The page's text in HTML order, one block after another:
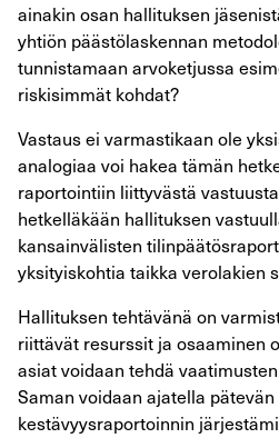
ainakin osan hallituksen
yhtiön päästölaskennan
tunnistamaan arvoketjussa
riskisimmät kohdat?
Vastaus ei varmastikaan ole
analogiaa voi hakea tämän
raportointiin liittyvästä
hetkelläkään hallituksen
kansainvälisten
yksityiskohtia taikka verolakien
Hallituksen tehtävänä on
riittävät resurssit ja osaaminen
asiat voidaan tehdä
Saman voidaan ajatella
kestävyysraportoinnin